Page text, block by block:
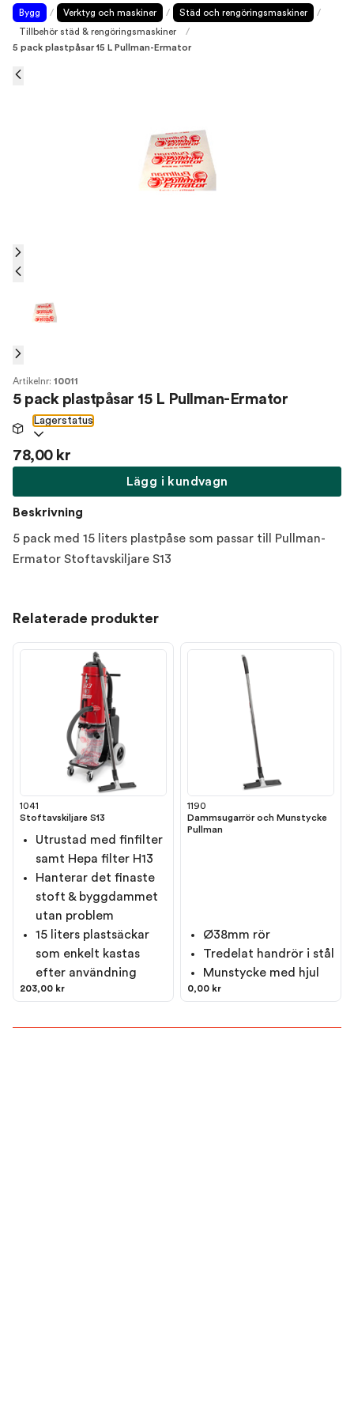
Bygg / Verktyg och maskiner / Städ och rengöringsmaskiner
/
Tillbehör städ & rengöringsmaskiner
/
5 pack plastpåsar 15 L Pullman-Ermator
Artikelnr: 10011
5 pack plastpåsar 15 L Pullman-Ermator
Lagerstatus
78,00 kr
Lägg i kundvagn
Beskrivning
5 pack med 15 liters plastpåse som passar till Pullman-
Ermator Stoftavskiljare S13
Relaterade produkter
1041
Stoftavskiljare S13
Utrustad med finfilter
samt Hepa filter H13
Hanterar det finaste
stoft & byggdammet
utan problem
15 liters plastsäckar
som enkelt kastas
efter användning
203,00 kr
1190
Dammsugarrör och Munstycke
Pullman
Ø38mm rör
Tredelat handrör i stål
Munstycke med hjul
0,00 kr